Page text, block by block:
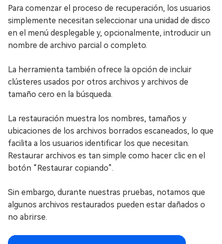
Para comenzar el proceso de recuperación, los usuarios
simplemente necesitan seleccionar una unidad de disco
en el menú desplegable y, opcionalmente, introducir un
nombre de archivo parcial o completo.
La herramienta también ofrece la opción de incluir
clústeres usados por otros archivos y archivos de
tamaño cero en la búsqueda.
La restauración muestra los nombres, tamaños y
ubicaciones de los archivos borrados escaneados, lo que
facilita a los usuarios identificar los que necesitan.
Restaurar archivos es tan simple como hacer clic en el
botón “Restaurar copiando”.
Sin embargo, durante nuestras pruebas, notamos que
algunos archivos restaurados pueden estar dañados o
no abrirse.